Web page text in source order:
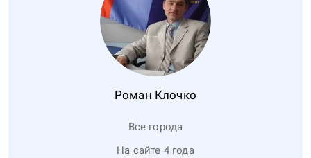
Роман Клочко
Все города
На сайте 4 года